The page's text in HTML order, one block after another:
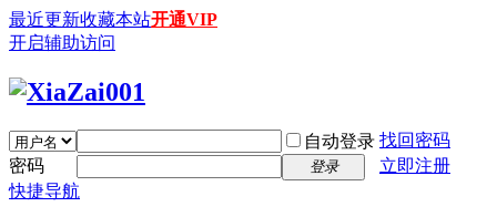
最近更新收藏本站开通VIP
开启辅助访问
自动登录 找回密码
密码
登录
立即注册
快捷导航